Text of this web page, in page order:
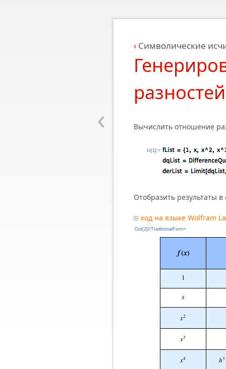
‹
Символические
разностей
Вычислить отношение
In[1]:=
Отобразить результаты
код на языке Wolfram
Out[2]//TraditionalForm=